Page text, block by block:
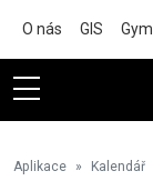
O nás GIS
Aplikace Kalendář